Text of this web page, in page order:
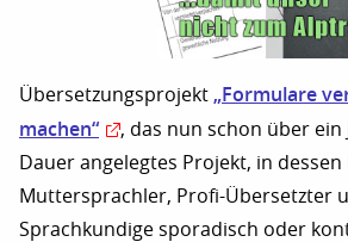
Übersetzungsprojekt „Formulare
machen“
, das nun schon über ein
Dauer angelegtes Projekt, in dessen
Muttersprachler, Profi-Übersetzter
Sprachkundige sporadisch oder